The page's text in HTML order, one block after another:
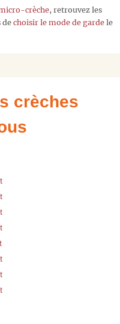
crèche, retrouvez les
de choisir le mode de garde le
crèches